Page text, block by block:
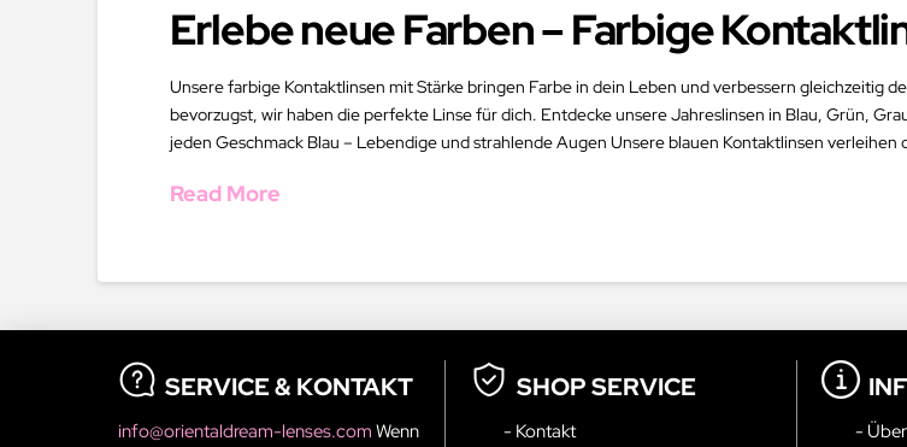
Erlebe neue Farben – Farbige
Unsere farbige Kontaktlinsen mit Stärke bringen Farbe in dein Leben und verbessern gleichzeitig
bevorzugst, wir haben die perfekte Linse für dich. Entdecke unsere Jahreslinsen in Blau, Grün,
jeden Geschmack Blau – Lebendige und strahlende Augen Unsere blauen Kontaktlinsen verleihen
Read More
SERVICE & KONTAKT
info@orientaldream-lenses.comWenn
SHOP SERVICE
- Kontakt
-